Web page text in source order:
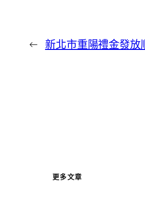
← 新北市重陽禮金發
更多文章